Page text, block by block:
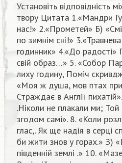
Установіть відповідність
твору Цитата 1.«Мандри
нас!» 2.«Прометей» Б)
по зимнім сні!»
годинник» 4.«До
свій образ…» 5. «Собор
лиху годину, Поміч
«Моя ж душа, мов птах
Страждає в Англії
.Ніколи не плакали ми;
згодом самі». 8. «Коли
глас,. Як ще надія в серці
би жити знов у горах.» З)
південній землі .» 10.